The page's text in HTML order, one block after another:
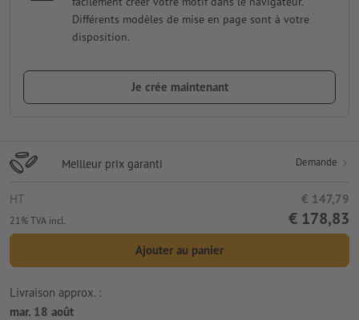
Différents modèles de mise en page sont à votre
disposition.
Je crée maintenant
Meilleur prix garanti Demande
HT € 147,79
21% TVA incl. € 178,83
Ajouter au panier
Livraison approx. :
mar. 18 août